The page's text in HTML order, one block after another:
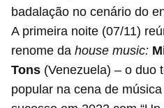
badalação no cenário do
A primeira noite (07/11)
renome da house music:
Tons (Venezuela) – o duo
popular na cena de